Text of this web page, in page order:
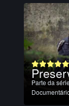
Parte da